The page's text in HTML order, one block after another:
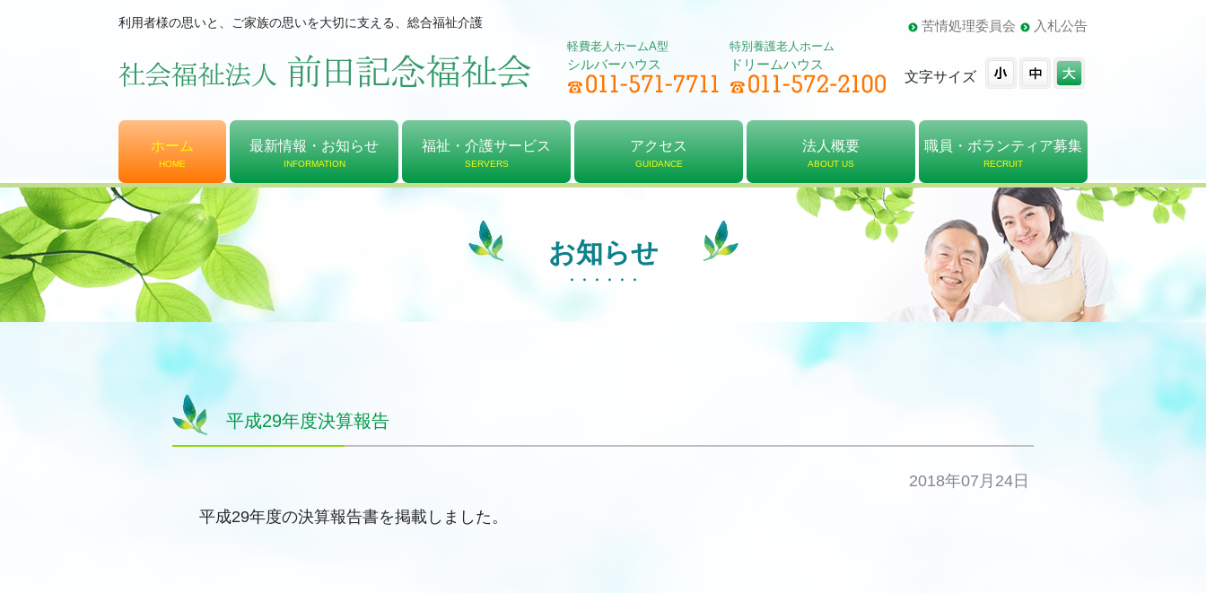
利用者様の思いと、ご家族の思いを大切に支える、総合福祉介護 苦情処理委員会 入札公告
軽費老人ホームA型
シルバーハウス
特別養護老人ホーム
ドリームハウス
文字サイズ
ホーム
HOME
最新情報・お知らせ
INFORMATION
福祉・介護サービス
SERVERS
アクセス
GUIDANCE
法人概要
ABOUT US
法人概要
理念・組織図
決算報告書
職員・ボランティア募集
RECRUIT
お知らせ
平成29年度決算報告
2018年07月24日
平成29年度の決算報告書を掲載しました。